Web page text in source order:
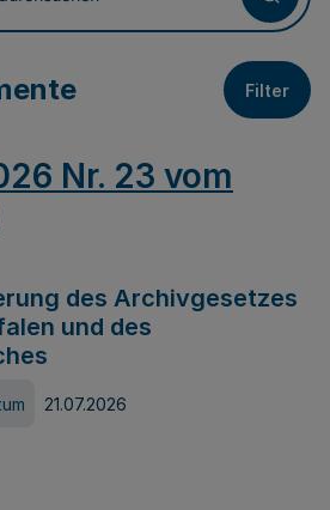
Filter
Nr. 23 vom
des Archivgesetzes
und des
21.07.2026